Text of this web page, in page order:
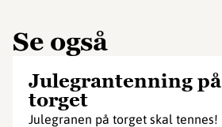
Se også
Julegrantenning på
torget
Julegranen på torget skal tennes!